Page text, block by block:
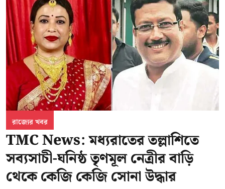
রাজ্যের খবর
TMC News: মধ্যরাতের তল্লাশিতে
সব্যসাচী-ঘনিষ্ঠ তৃণমূল নেত্রীর বাড়ি
থেকে কেজি কেজি সোনা উদ্ধার